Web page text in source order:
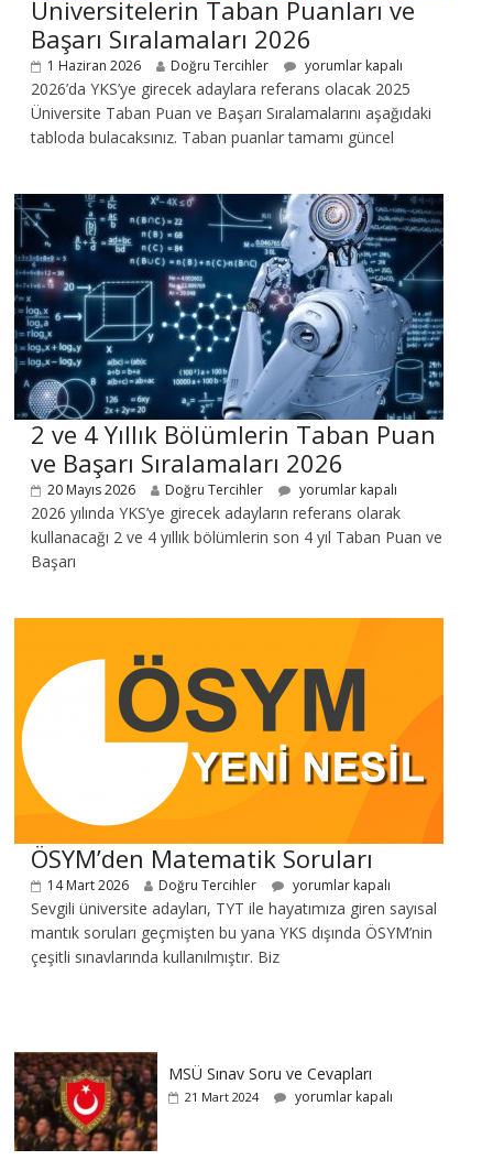
Üniversitelerin Taban Puanları ve
Başarı Sıralamaları 2026
1 Haziran 2026 Doğru Tercihler yorumlar kapalı
2026’da YKS’ye girecek adaylara referans olacak 2025
Üniversite Taban Puan ve Başarı Sıralamalarını aşağıdaki
tabloda bulacaksınız. Taban puanlar tamamı güncel
2 ve 4 Yıllık Bölümlerin Taban Puan
ve Başarı Sıralamaları 2026
20 Mayıs 2026 Doğru Tercihler yorumlar kapalı
2026 yılında YKS’ye girecek adayların referans olarak
kullanacağı 2 ve 4 yıllık bölümlerin son 4 yıl Taban Puan ve
Başarı
ÖSYM’den Matematik Soruları
14 Mart 2026 Doğru Tercihler yorumlar kapalı
Sevgili üniversite adayları, TYT ile hayatımıza giren sayısal
mantık soruları geçmişten bu yana YKS dışında ÖSYM’nin
çeşitli sınavlarında kullanılmıştır. Biz
MSÜ Sınav Soru ve Cevapları
21 Mart 2024 yorumlar kapalı